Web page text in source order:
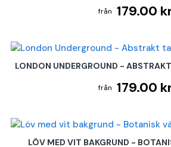
179.00
LONDON UNDERGROUND -
179.00
LÖV MED VIT BAKGRUND -